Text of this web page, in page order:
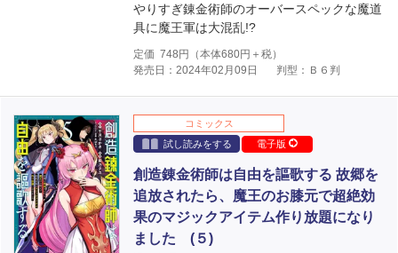
やりすぎ錬金術師のオーバースペックな魔道
具に魔王軍は大混乱!?
定価 748 円（本体680円＋税）
発売日：2024年02月09日
判型：Ｂ６判
コミックス
試し読みをする
電子版
創造錬金術師は自由を謳歌する 故郷を
追放されたら、魔王のお膝元で超絶効
果のマジックアイテム作り放題になり
ました (５)